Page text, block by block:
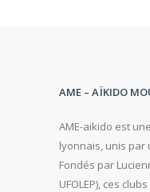
AME – AÏKIDO
AME-aikido est
lyonnais, unis par
Fondés par
UFOLEP), ces